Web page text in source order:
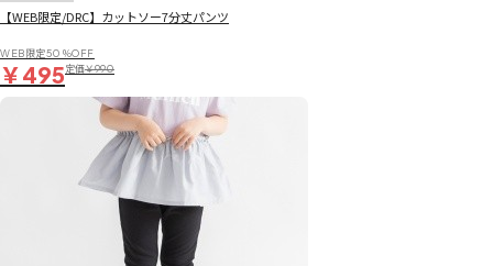
【WEB限定/DRC】カットソー7分丈パンツ
WEB限定50％OFF
￥495定価￥990